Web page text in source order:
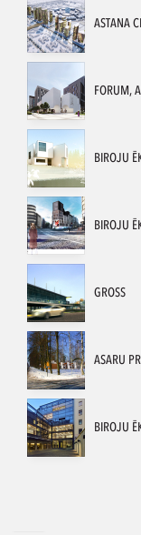
ASTANA
FORUM,
BIROJU
BIROJU
GROSS
​ASARU
BIROJU